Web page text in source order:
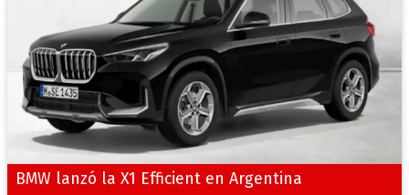
BMW lanzó la X1 Efficient en Argentina